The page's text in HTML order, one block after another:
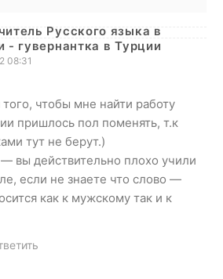
Русского языка в
- гувернантка в Турции
08:31
чтобы мне найти работу
пришлось пол поменять, т.к
тут не берут.)
вы действительно плохо учили
если не знаете что слово —
как к мужскому так и к